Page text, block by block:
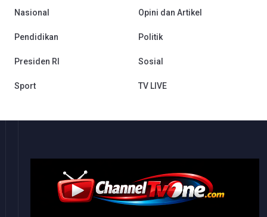
Nasional Opini dan Artikel
Pendidikan Politik
Presiden RI Sosial
Sport TV LIVE